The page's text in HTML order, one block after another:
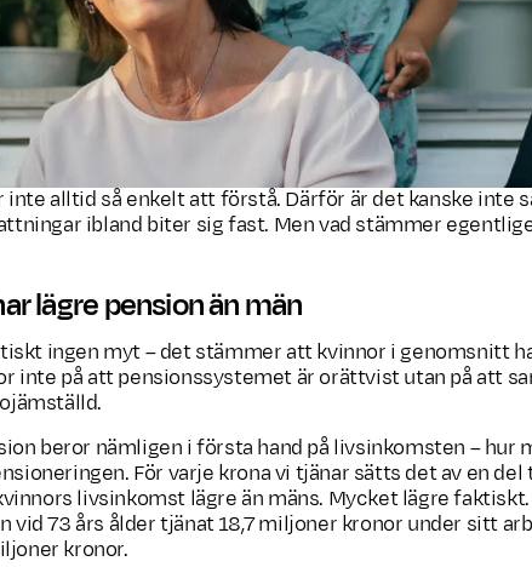
inte alltid så enkelt att förstå. Därför är det kanske inte
ibland biter sig fast. Men vad stämmer
lägre pension än män
ingen myt – det stämmer att kvinnor i genomsnitt
inte på att pensionssystemet är orättvist utan på att
beror nämligen i första hand på livsinkomsten – hur
För varje krona vi tjänar sätts det av en del
livsinkomst lägre än mäns. Mycket lägre faktiskt.
vid 73 års ålder tjänat 18,7 miljoner kronor under sitt
kronor.